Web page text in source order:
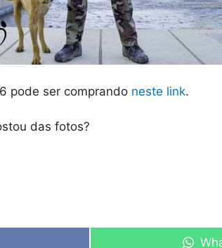
pode ser comprando neste link.
das fotos?